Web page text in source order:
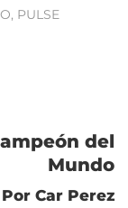
, PULSE
del
Mundo
Por Car Perez